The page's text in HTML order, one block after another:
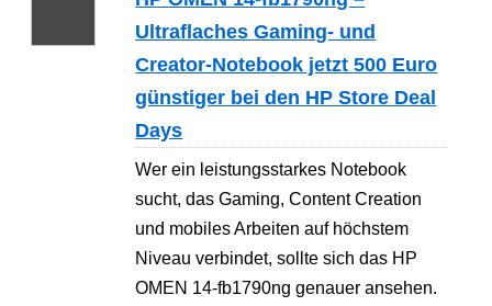
Ultraflaches Gaming- und
Creator-Notebook jetzt 500 Euro
günstiger bei den HP Store Deal
Days
Wer ein leistungsstarkes Notebook
sucht, das Gaming, Content Creation
und mobiles Arbeiten auf höchstem
Niveau verbindet, sollte sich das HP
OMEN 14-fb1790ng genauer ansehen.